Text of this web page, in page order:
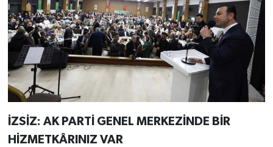
İZSİZ: AK PARTİ GENEL MERKEZİNDE BİR
HİZMETKÂRINIZ VAR